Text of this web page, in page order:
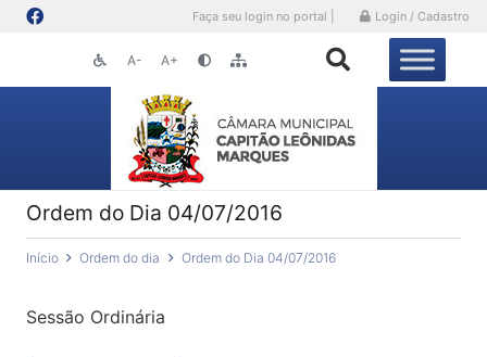
Faça seu login no portal | Login / Cadastro
A- A+
Ordem do Dia 04/07/2016
Início Ordem do dia Ordem do Dia 04/07/2016
Sessão Ordinária